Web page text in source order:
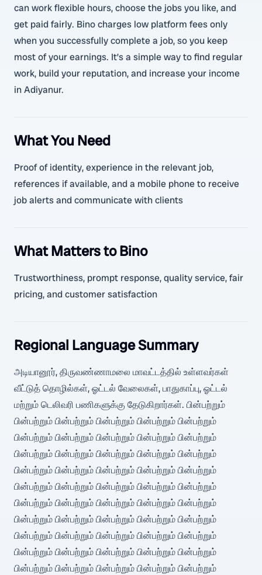
can work flexible hours, choose the jobs you like, and
get paid fairly. Bino charges low platform fees only
when you successfully complete a job, so you keep
most of your earnings. It’s a simple way to find regular
work, build your reputation, and increase your income
in Adiyanur.
What You Need
Proof of identity, experience in the relevant job,
references if available, and a mobile phone to receive
job alerts and communicate with clients
What Matters to Bino
Trustworthiness, prompt response, quality service, fair
pricing, and customer satisfaction
Regional Language Summary
அடியானூர், திருவண்ணாமலை மாவட்டத்தில் உள்ளவர்கள்
வீட்டுத் தொழில்கள், ஓட்டல் வேலைகள், பாதுகாப்பு, ஓட்டல்
மற்றும் டெலிவரி பணிகளுக்கு தேடுகிறார்கள். பின்பற்றும்
பின்பற்றும் பின்பற்றும் பின்பற்றும் பின்பற்றும் பின்பற்றும்
பின்பற்றும் பின்பற்றும் பின்பற்றும் பின்பற்றும் பின்பற்றும்
பின்பற்றும் பின்பற்றும் பின்பற்றும் பின்பற்றும் பின்பற்றும்
பின்பற்றும் பின்பற்றும் பின்பற்றும் பின்பற்றும் பின்பற்றும்
பின்பற்றும் பின்பற்றும் பின்பற்றும் பின்பற்றும் பின்பற்றும்
பின்பற்றும் பின்பற்றும் பின்பற்றும் பின்பற்றும் பின்பற்றும்
பின்பற்றும் பின்பற்றும் பின்பற்றும் பின்பற்றும் பின்பற்றும்
பின்பற்றும் பின்பற்றும் பின்பற்றும் பின்பற்றும் பின்பற்றும்
பின்பற்றும் பின்பற்றும் பின்பற்றும் பின்பற்றும் பின்பற்றும்
பின்பற்றும் பின்பற்றும் பின்பற்றும் பின்பற்றும் பின்பற்றும்